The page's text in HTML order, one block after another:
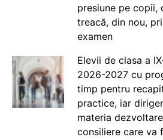
presiune pe copii,
treacă, din nou,
examen
Elevii de clasa a
2026-2027 cu
timp pentru
practice, iar
materia
consiliere care va